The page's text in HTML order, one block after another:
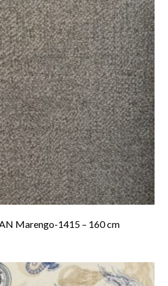
Marengo-1415 – 160 cm